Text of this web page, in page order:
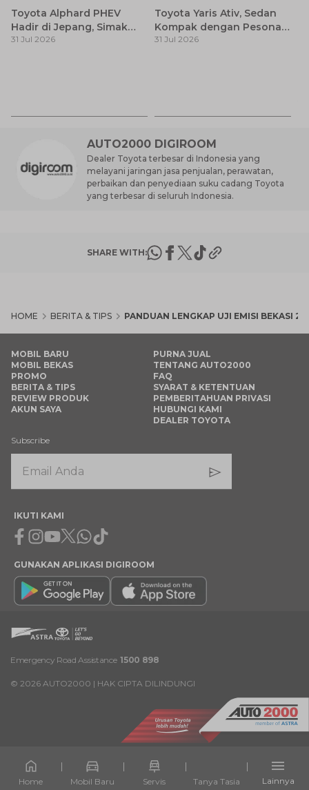
Home Mobil Baru Servis Tanya Tasia Lainnya
Toyota Alphard PHEV
Hadir di Jepang, Simak
Pembaruan dan Fitur
31 Jul 2026
Toyota Yaris Ativ, Sedan
Kompak dengan Pesona
Modern
31 Jul 2026
AUTO2000 DIGIROOM
Dealer Toyota terbesar di Indonesia yang
melayani jaringan jasa penjualan, perawatan,
perbaikan dan penyediaan suku cadang Toyota
yang terbesar di seluruh Indonesia.
SHARE WITH:
HOME BERITA & TIPS PANDUAN LENGKAP UJI EMISI BEKASI
MOBIL BARU
MOBIL BEKAS
PROMO
BERITA & TIPS
REVIEW PRODUK
AKUN SAYA
PURNA JUAL
TENTANG AUTO2000
FAQ
SYARAT & KETENTUAN
PEMBERITAHUAN PRIVASI
HUBUNGI KAMI
DEALER TOYOTA
Subscribe
IKUTI KAMI
Facebook
Instagram
Youtube
X Whatsapp
Tiktok
GUNAKAN APLIKASI DIGIROOM
Emergency Road Assistance 1500 898
© 2026 AUTO2000 | HAK CIPTA DILINDUNGI